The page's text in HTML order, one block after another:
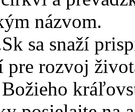
názvom.
sa snaží
pre rozvoj